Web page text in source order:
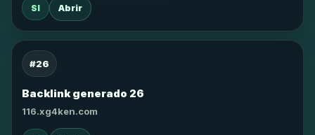
SI Abrir
#26
Backlink generado 26
116.xg4ken.com